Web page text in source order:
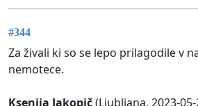
#344
Za živali ki so se lepo prilagodile v
nemotece.
Ksenija Jakopič(Ljubljana, 2023-